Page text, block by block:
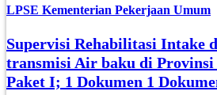
LPSE Kementerian Pekerjaan Umum
Supervisi Rehabilitasi Intake
transmisi Air baku di Provinsi
Paket I; 1 Dokumen 1